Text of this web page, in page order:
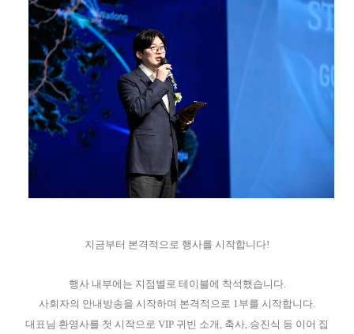
지금부터 본격적으로 행사를 시작합니다!
행사 내부에는 지점별로 테이블에 착석했습니다.
사회자의 안내방송을 시작하며 본격적으로 1부를 시작합니다.
대표님 환영사를 첫 시작으로 VIP 귀빈 소개, 축사, 승진식 등 이어 집